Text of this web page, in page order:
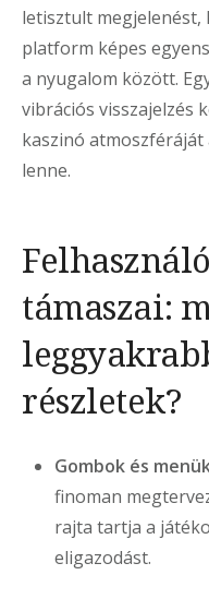
letisztult
platform képes
a nyugalom között.
vibrációs visszajelzés
kaszinó
lenne.
támaszai:
részletek?
Gombok és
finoman
rajta tartja a
eligazodást.